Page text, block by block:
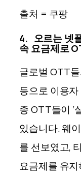
출처 = 쿠팡
4. 오르는 넷
속 요금제로
글로벌 OTT
등으로 이용
종 OTT들이 ‘
있습니다. 웨
를 선보였고,
요금제를 유